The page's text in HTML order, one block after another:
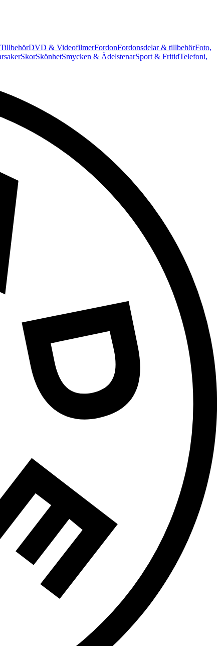
DVD & VideofilmerFordonFordonsdelar & tillbehörFoto,
SkorSkönhetSmycken & ÄdelstenarSport & FritidTelefoni,